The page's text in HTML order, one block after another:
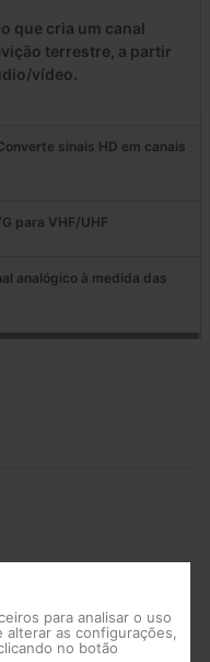
que cria um canal
terrestre, a partir
vídeo.
sinais HD em canais
para VHF/UHF
analógico à medida das
FAQs
para analisar o uso
as configurações,
no botão